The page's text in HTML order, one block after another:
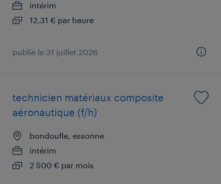
intérim
12,31 € par heure
publié le 31 juillet 2026
technicien matériaux composite
aéronautique (f/h)
bondoufle, essonne
intérim
2 500 € par mois